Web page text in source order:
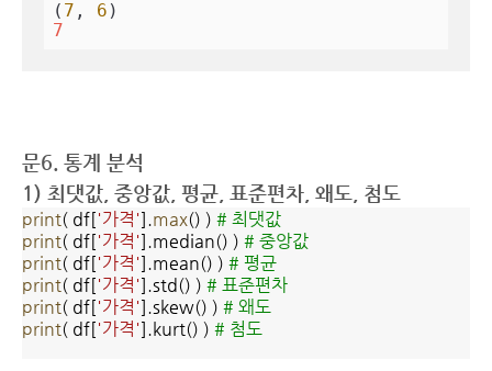
( 7 , 6
7
문6. 통계 분석
1) 최댓값, 중앙값, 평균, 표준편차, 왜도, 첨도
print( df['가격'].max() ) # 최댓값
print( df['가격'].median() ) # 중앙값
print( df['가격'].mean() ) # 평균
print( df['가격'].std() ) # 표준편차
print( df['가격'].skew() ) # 왜도
print( df['가격'].kurt() ) # 첨도